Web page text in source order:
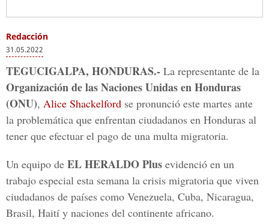
Redacción
31.05.2022
TEGUCIGALPA, HONDURAS.- La representante de la
Organización de las Naciones Unidas en Honduras
(ONU), Alice Shackelford se pronunció este martes ante
la problemática que enfrentan ciudadanos en Honduras al
tener que efectuar el pago de una multa migratoria.
Un equipo de EL HERALDO Plus evidenció en un
trabajo especial esta semana la crisis migratoria que viven
ciudadanos de países como Venezuela, Cuba, Nicaragua,
Brasil, Haití y naciones del continente africano.